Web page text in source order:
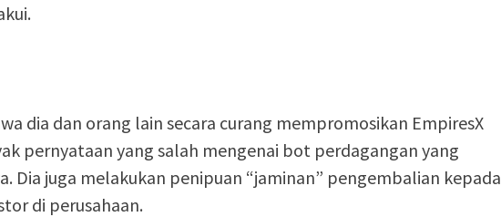
dia dan orang lain secara curang mempromosikan EmpiresX
pernyataan yang salah mengenai bot perdagangan yang
Dia juga melakukan penipuan “jaminan” pengembalian kepada
di perusahaan.